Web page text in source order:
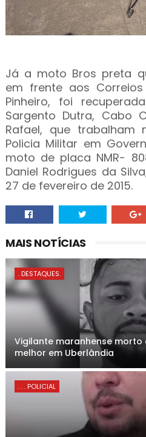
Já a moto Bros preta
em frente aos
Pinheiro, foi
Sargento Dutra, Cabo
Rafael, que trabalham
Policia Militar em
moto de placa NMR-
Daniel Rodrigues da
27 de fevereiro de 2015.
MAIS NOTÍCIAS
. DESTAQUES.
Vigilante maranhense
melhor em Uberlândia
. . . POLICIAL